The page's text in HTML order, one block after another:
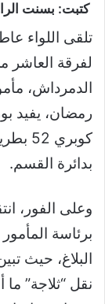
كتبت: بسنت
تلقى اللواء
لفرقة
الدمرداش،
رمضان، يفيد
بدائرة القسم.
وعلى الفور،
برئاسة
البلاغ، حيث
نقل “ثلاجة”